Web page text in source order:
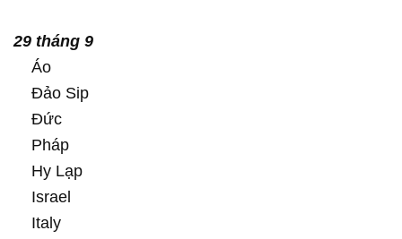
29 tháng 9
Áo
Đảo Sip
Đức
Pháp
Hy Lạp
Israel
Italy